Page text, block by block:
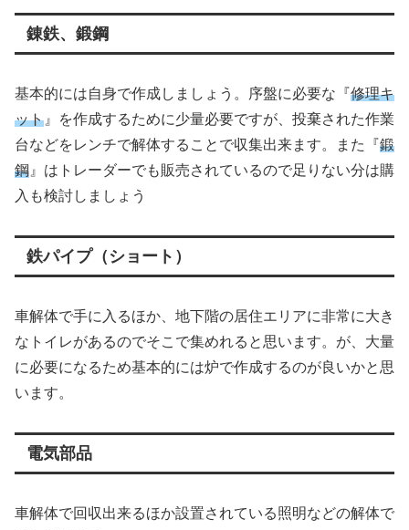
錬鉄、鍛鋼
基本的には自身で作成しましょう。序盤に必要な『修理キ
ット 』を作成するために少量必要ですが、投棄された作業
台などをレンチで解体することで収集出来ます。また『鍛
鋼 』はトレーダーでも販売されているので足りない分は購
入も検討しましょう
鉄パイプ（ショート）
車解体で手に入るほか、地下階の居住エリアに非常に大き
なトイレがあるのでそこで集めれると思います。が、大量
に必要になるため基本的には炉で作成するのが良いかと思
います。
電気部品
車解体で回収出来るほか設置されている照明などの解体で